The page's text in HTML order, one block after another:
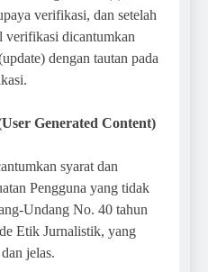
verifikasi, dan setelah
verifikasi dicantumkan
dengan tautan pada
Generated Content)
syarat dan
Pengguna yang tidak
Undang No. 40 tahun
Etik Jurnalistik, yang
jelas.